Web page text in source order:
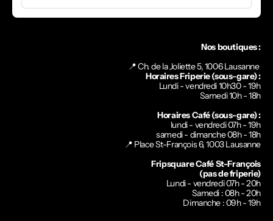
Nos boutiques :
📍 Ch. de la Joliette 5, 1006 Lausanne
Horaires Friperie (sous-gare) :
Lundi - vendredi 10h30 - 19h
Samedi 10h - 18h
Horaires Café (sous-gare) :
lundi - vendredi 07h - 19h
samedi - dimanche 08h - 18h
📍 Place St-François 6, 1003 Lausanne
Fripsquare Café St-François
(pas de friperie)
Lundi - vendredi 07h - 20h
Samedi : 08h - 20h
Dimanche : 09h - 19h